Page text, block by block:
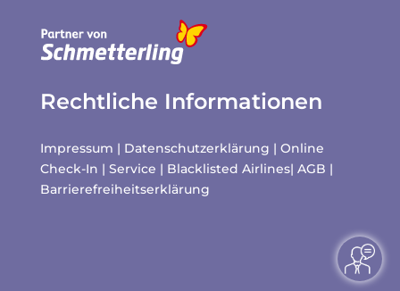
Rechtliche Informationen
Impressum | Datenschutzerklärung | Online
Check-In | Service | Blacklisted Airlines| AGB |
Barrierefreiheitserklärung